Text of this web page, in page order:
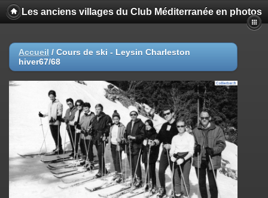
Les anciens villages du Club Méditerranée en photos
Accueil / Cours de ski - Leysin Charleston
hiver67/68